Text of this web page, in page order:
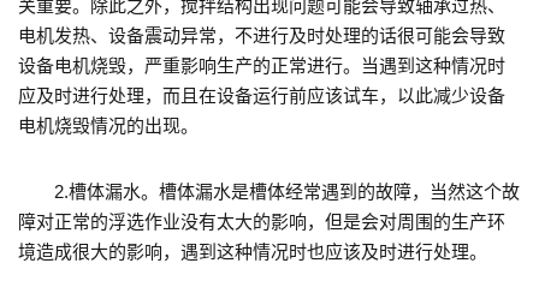
关重要。除此之外，搅拌结构出现问题可能会导致轴承过热、
电机发热、设备震动异常，不进行及时处理的话很可能会导致
设备电机烧毁，严重影响生产的正常进行。当遇到这种情况时
应及时进行处理，而且在设备运行前应该试车，以此减少设备
电机烧毁情况的出现。
2.槽体漏水。槽体漏水是槽体经常遇到的故障，当然这个故
障对正常的浮选作业没有太大的影响，但是会对周围的生产环
境造成很大的影响，遇到这种情况时也应该及时进行处理。